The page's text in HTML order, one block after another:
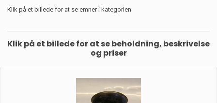
Klik på et billede for at se emner i kategorien
Klik på et billede for at se beholdning, beskrivelse
og priser